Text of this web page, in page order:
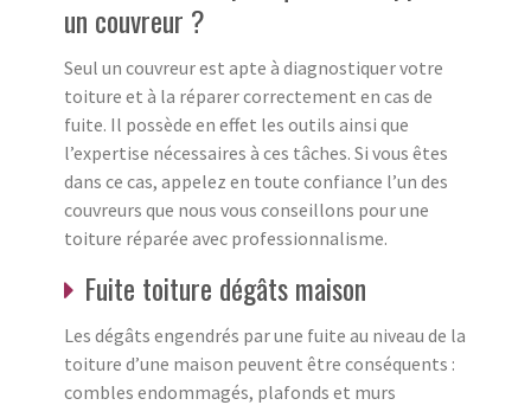
un couvreur ?
Seul un couvreur est apte à diagnostiquer votre
toiture et à la réparer correctement en cas de
fuite. Il possède en effet les outils ainsi que
l’expertise nécessaires à ces tâches. Si vous êtes
dans ce cas, appelez en toute confiance l’un des
couvreurs que nous vous conseillons pour une
toiture réparée avec professionnalisme.
Fuite toiture dégâts maison
Les dégâts engendrés par une fuite au niveau de la
toiture d’une maison peuvent être conséquents :
combles endommagés, plafonds et murs